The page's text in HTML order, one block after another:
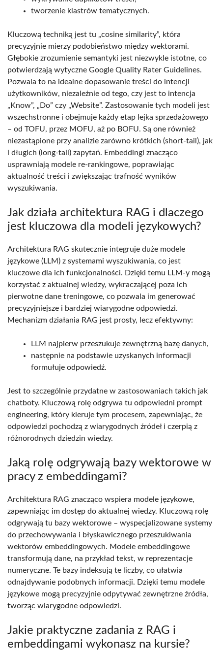
tworzenie klastrów tematycznych.
Kluczową techniką jest tu „cosine similarity”, która
precyzyjnie mierzy podobieństwo między wektorami.
Głębokie zrozumienie semantyki jest niezwykle istotne, co
potwierdzają wytyczne Google Quality Rater Guidelines.
Pozwala to na idealne dopasowanie treści do intencji
użytkowników, niezależnie od tego, czy jest to intencja
„Know”, „Do” czy „Website”. Zastosowanie tych modeli jest
wszechstronne i obejmuje każdy etap lejka sprzedażowego
– od TOFU, przez MOFU, aż po BOFU. Są one również
niezastąpione przy analizie zarówno krótkich (short-tail), jak
i długich (long-tail) zapytań. Embeddingi znacząco
usprawniają modele re-rankingowe, poprawiając
aktualność treści i zwiększając trafność wyników
wyszukiwania.
Jak działa architektura RAG i dlaczego
jest kluczowa dla modeli językowych?
Architektura RAG skutecznie integruje duże modele
językowe (LLM) z systemami wyszukiwania, co jest
kluczowe dla ich funkcjonalności. Dzięki temu LLM-y mogą
korzystać z aktualnej wiedzy, wykraczającej poza ich
pierwotne dane treningowe, co pozwala im generować
precyzyjniejsze i bardziej wiarygodne odpowiedzi.
Mechanizm działania RAG jest prosty, lecz efektywny:
LLM najpierw przeszukuje zewnętrzną bazę danych,
następnie na podstawie uzyskanych informacji
formułuje odpowiedź.
Jest to szczególnie przydatne w zastosowaniach takich jak
chatboty. Kluczową rolę odgrywa tu odpowiedni prompt
engineering, który kieruje tym procesem, zapewniając, że
odpowiedzi pochodzą z wiarygodnych źródeł i czerpią z
różnorodnych dziedzin wiedzy.
Jaką rolę odgrywają bazy wektorowe w
pracy z embeddingami?
Architektura RAG znacząco wspiera modele językowe,
zapewniając im dostęp do aktualnej wiedzy. Kluczową rolę
odgrywają tu bazy wektorowe – wyspecjalizowane systemy
do przechowywania i błyskawicznego przeszukiwania
wektorów embeddingowych. Modele embeddingowe
transformują dane, na przykład tekst, w reprezentacje
numeryczne. Te bazy indeksują te liczby, co ułatwia
odnajdywanie podobnych informacji. Dzięki temu modele
językowe mogą precyzyjnie odpytywać zewnętrzne źródła,
tworząc wiarygodne odpowiedzi.
Jakie praktyczne zadania z RAG i
embeddingami wykonasz na kursie?